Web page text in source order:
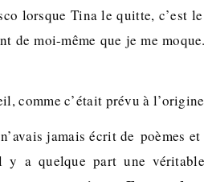
lorsque Tina le quitte, c’est
de moi-même que je me
comme c’était prévu à
jamais écrit de poèmes
y a quelque part une